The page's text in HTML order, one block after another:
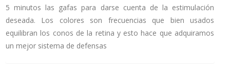
5 minutos las gafas para darse cuenta de la estimulación
deseada. Los colores son frecuencias que bien usados
equilibran los conos de la retina y esto hace que adquiramos
un mejor sistema de defensas